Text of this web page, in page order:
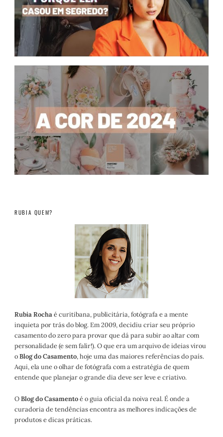
RUBIA QUEM?
Rubia Rochaé curitibana, publicitária, fotógrafa e a mente
inquieta por trás do blog. Em 2009, decidiu criar seu próprio
casamento do zero para provar que dá para subir ao altar com
personalidade (e sem falir!). O que era um arquivo de ideias virou
oBlog do Casamento, hoje uma das maiores referências do país.
Aqui, ela une o olhar de fotógrafa com a estratégia de quem
entende que planejar o grande dia deve ser leve e criativo.
OBlog do Casamentoé o guia oficial da noiva real. É onde a
curadoria de tendências encontra as melhores indicações de
produtos e dicas práticas.